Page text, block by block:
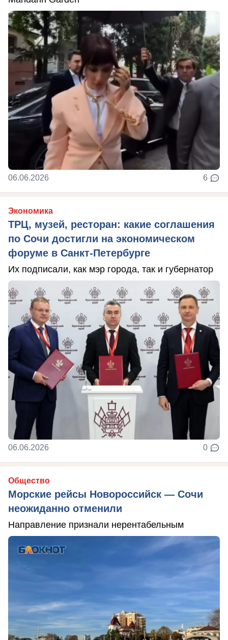
06.06.2026 6
Экономика
ТРЦ, музей, ресторан: какие соглашения
по Сочи достигли на экономическом
форуме в Санкт-Петербурге
Их подписали, как мэр города, так и губернатор
06.06.2026 0
Общество
Морские рейсы Новороссийск — Сочи
неожиданно отменили
Направление признали нерентабельным